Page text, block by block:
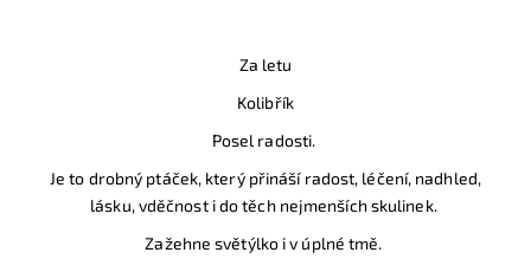
Za letu
Kolibřík
Posel radosti.
Je to drobný ptáček, který přináší radost, léčení, nadhled,
lásku, vděčnost i do těch nejmenších skulinek.
Zažehne světýlko i v úplné tmě.